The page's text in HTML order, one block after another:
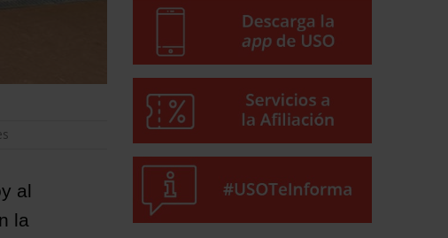
al
la